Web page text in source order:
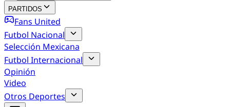
PARTIDOS
Fans United
Futbol Nacional
Selección Mexicana
Futbol Internacional
Opinión
Video
Otros Deportes